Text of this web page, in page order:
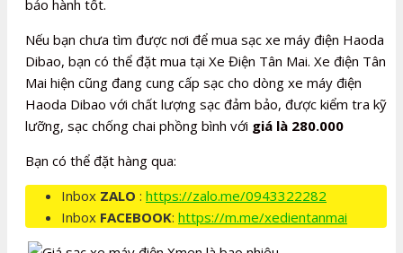
bảo hành tốt.
Nếu bạn chưa tìm được nơi để mua sạc xe máy điện Haoda
Dibao, bạn có thể đặt mua tại Xe Điện Tân Mai. Xe điện Tân
Mai hiện cũng đang cung cấp sạc cho dòng xe máy điện
Haoda Dibao với chất lượng sạc đảm bảo, được kiểm tra kỹ
lưỡng, sạc chống chai phồng bình với giá là 280.000
Bạn có thể đặt hàng qua:
Inbox ZALO : https://zalo.me/0943322282
Inbox FACEBOOK: https://m.me/xedientanmai